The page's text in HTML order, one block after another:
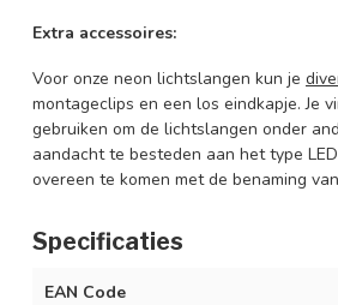
Extra accessoires:
Voor onze neon lichtslangen kun je
montageclips en een los eindkapje. Je
gebruiken om de lichtslangen onder
aandacht te besteden aan het type
overeen te komen met de benaming
Specificaties
EAN Code